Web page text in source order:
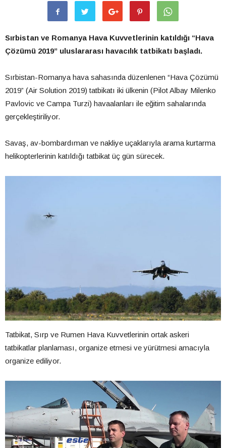
Sırbistan ve Romanya Hava Kuvvetlerinin katıldığı “Hava
Çözümü 2019” uluslararası havacılık tatbikatı başladı.
Sırbistan-Romanya hava sahasında düzenlenen “Hava Çözümü
2019” (Air Solution 2019) tatbikatı iki ülkenin (Pilot Albay Milenko
Pavlovic ve Campa Turzi) havaalanları ile eğitim sahalarında
gerçekleştiriliyor.
Savaş, av-bombardıman ve nakliye uçaklarıyla arama kurtarma
helikopterlerinin katıldığı tatbikat üç gün sürecek.
Tatbikat, Sırp ve Rumen Hava Kuvvetlerinin ortak askeri
tatbikatlar planlaması, organize etmesi ve yürütmesi amacıyla
organize ediliyor.